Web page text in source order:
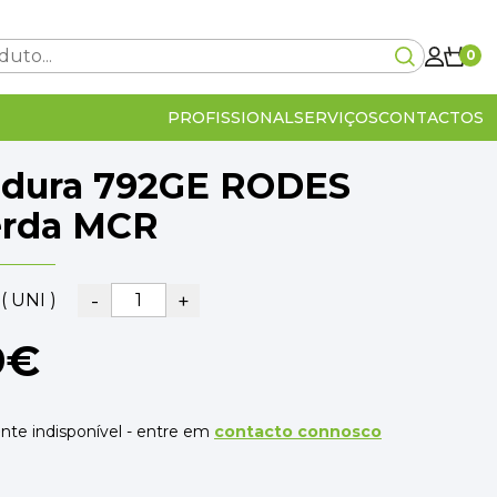
0
PROFISSIONALSERVIÇOSCONTACTOS
Carrinho Vazio!
no checkout
IVA Incluído
792GE RODES
MCR
UNI ) - +
indisponível - entre em contacto connosco